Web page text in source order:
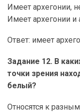
Имеет архегонии,
Имеет архегонии и
Ответ: имеет
Задание 12. В
точки зрения
белый?
Относятся к